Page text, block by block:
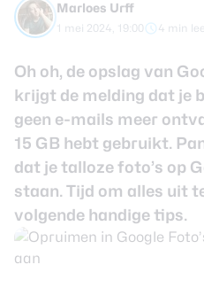
Marloes Urff
1 mei 2024, 19:00 4 min
Oh oh, de opslag van
krijgt de melding dat je
geen e-mails meer
15 GB hebt gebruikt.
dat je talloze foto’s op
staan. Tijd om alles uit
volgende handige tips.